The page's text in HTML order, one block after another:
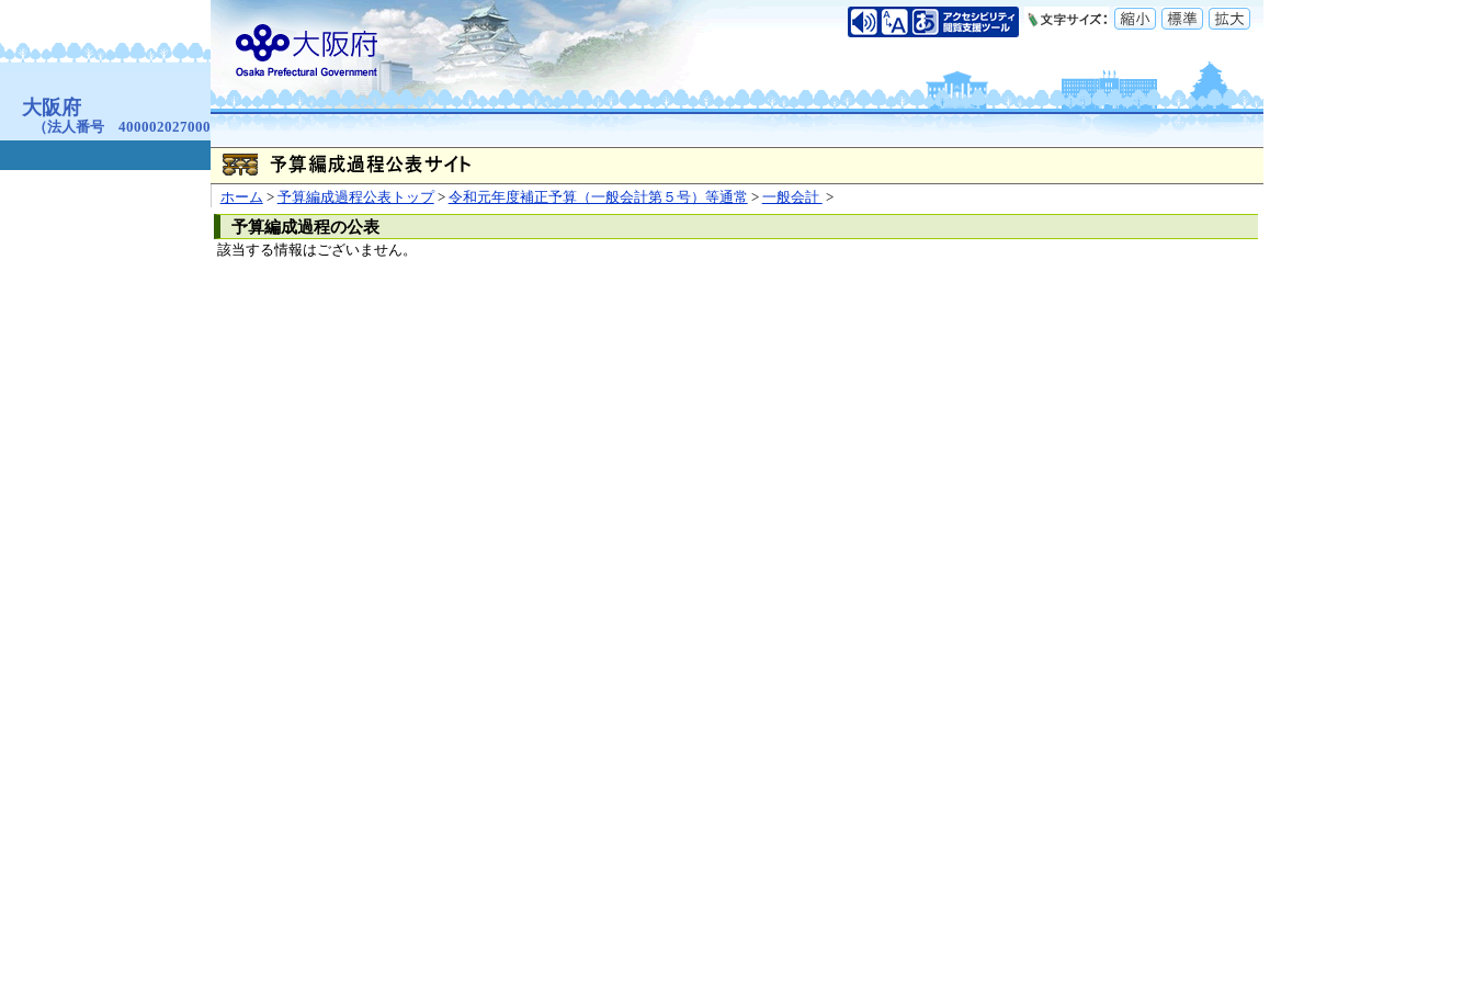
ホーム > 予算編成過程公表トップ> 令和元年度補正予算（一般会計第５号）等通常 > 一般会計 >
予算編成過程の公表
該当する情報はございません。
お問合せ 個人情報の取り扱いについて
大阪府
（法人番号 4000020270008）
本庁 〒540-8570 大阪市中央区大手前2丁目
（代表電話）06-6941-0351
咲洲庁舎
〒559-8555 大阪市住之江区南港北1-14-16
（代表電話）06-6941-0351
© Copyright 2003-2026 Osaka Prefecture,All rights reserved.